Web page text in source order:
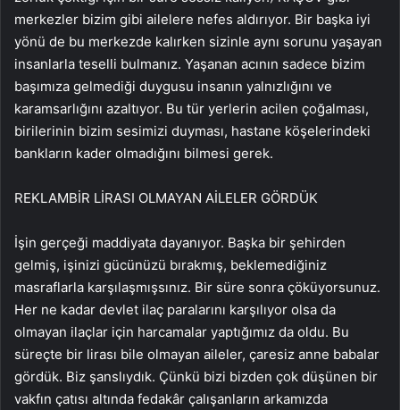
merkezler bizim gibi ailelere nefes aldırıyor. Bir başka iyi
yönü de bu merkezde kalırken sizinle aynı sorunu yaşayan
insanlarla teselli bulmanız. Yaşanan acının sadece bizim
başımıza gelmediği duygusu insanın yalnızlığını ve
karamsarlığını azaltıyor. Bu tür yerlerin acilen çoğalması,
birilerinin bizim sesimizi duyması, hastane köşelerindeki
bankların kader olmadığını bilmesi gerek.
REKLAMBİR LİRASI OLMAYAN AİLELER GÖRDÜK
İşin gerçeği maddiyata dayanıyor. Başka bir şehirden
gelmiş, işinizi gücünüzü bırakmış, beklemediğiniz
masraflarla karşılaşmışsınız. Bir süre sonra çöküyorsunuz.
Her ne kadar devlet ilaç paralarını karşılıyor olsa da
olmayan ilaçlar için harcamalar yaptığımız da oldu. Bu
süreçte bir lirası bile olmayan aileler, çaresiz anne babalar
gördük. Biz şanslıydık. Çünkü bizi bizden çok düşünen bir
vakfın çatısı altında fedakâr çalışanların arkamızda